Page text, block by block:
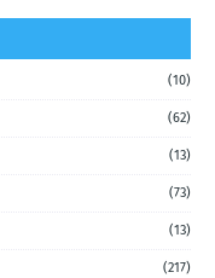
(10)
(62)
(13)
(73)
(13)
(217)